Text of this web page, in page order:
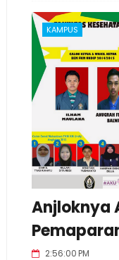
KAMPUS
Anjloknya
2:56:00 PM